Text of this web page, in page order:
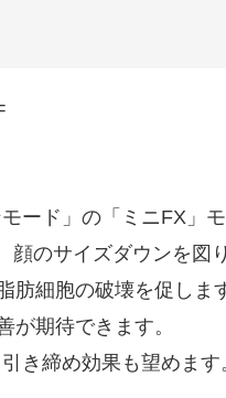
ード」の「ミニFX」
のサイズダウンを図
肪細胞の破壊を促しま
が期待できます。
き締め効果も望めます